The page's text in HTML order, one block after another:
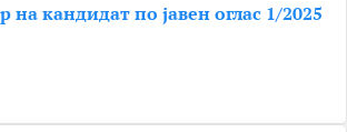
на кандидат по јавен оглас 1/2025